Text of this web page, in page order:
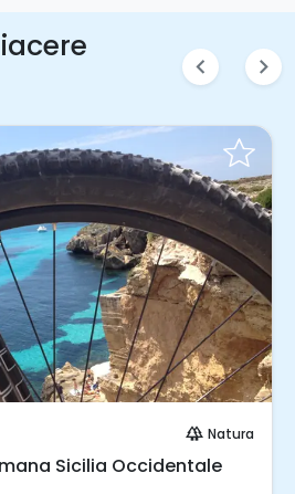
chevron_left chevron_right
forest Natura
Sicilia Occidentale